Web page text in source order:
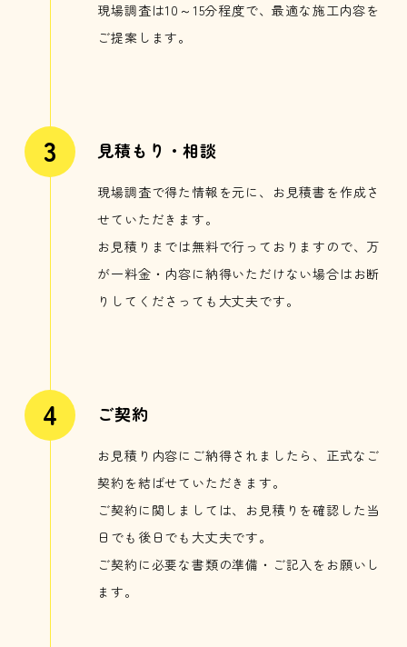
現場調査は10～15分程度で、最適な施工内容を
ご提案します。
見積もり・相談
現場調査で得た情報を元に、お見積書を作成さ
せていただきます。
お見積りまでは無料で行っておりますので、万
が一料金・内容に納得いただけない場合はお断
りしてくださっても大丈夫です。
ご契約
お見積り内容にご納得されましたら、正式なご
契約を結ばせていただきます。
ご契約に関しましては、お見積りを確認した当
日でも後日でも大丈夫です。
ご契約に必要な書類の準備・ご記入をお願いし
ます。